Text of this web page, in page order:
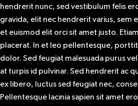
hendrerit nunc, sed vestibulum felis
gravida, elit nec hendrerit varius, sem
et euismod elit orci sit amet justo.
placerat. In et leo pellentesque,
dolor. Sed feugiat malesuada purus
at turpis id pulvinar. Sed hendrerit ac
ex libero, luctus sed feugiat nec,
Pellentesque lacinia sapien sit amet